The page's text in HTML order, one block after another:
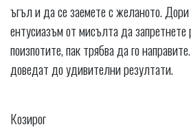
ъгъл и да се заемете с желаното.
ентусиазъм от мисълта да
поизпотите, пак трябва да го
доведат до удивителни резултати.
Козирог